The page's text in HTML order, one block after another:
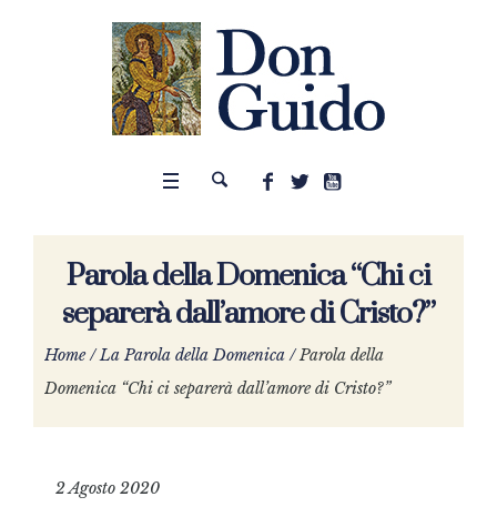
Parola della Domenica “Chi ci
separerà dall’amore di Cristo?”
Home /La Parola della Domenica /Parola della
Domenica “Chi ci separerà dall’amore di Cristo?”
2 Agosto 2020